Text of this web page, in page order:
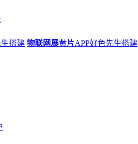
搭建 物联网展黄片APP好色先生搭建